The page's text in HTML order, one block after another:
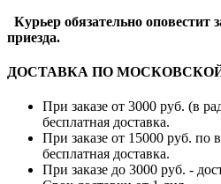
Курьер обязательно оповестит
приезда.
ДОСТАВКА ПО
При заказе от 3000 руб. (в
бесплатная доставка.
При заказе от 15000 руб. по
бесплатная доставка.
При заказе до 3000 руб. -